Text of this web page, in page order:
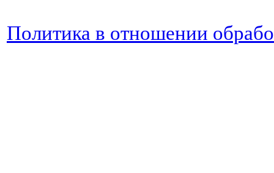
Политика в отношении